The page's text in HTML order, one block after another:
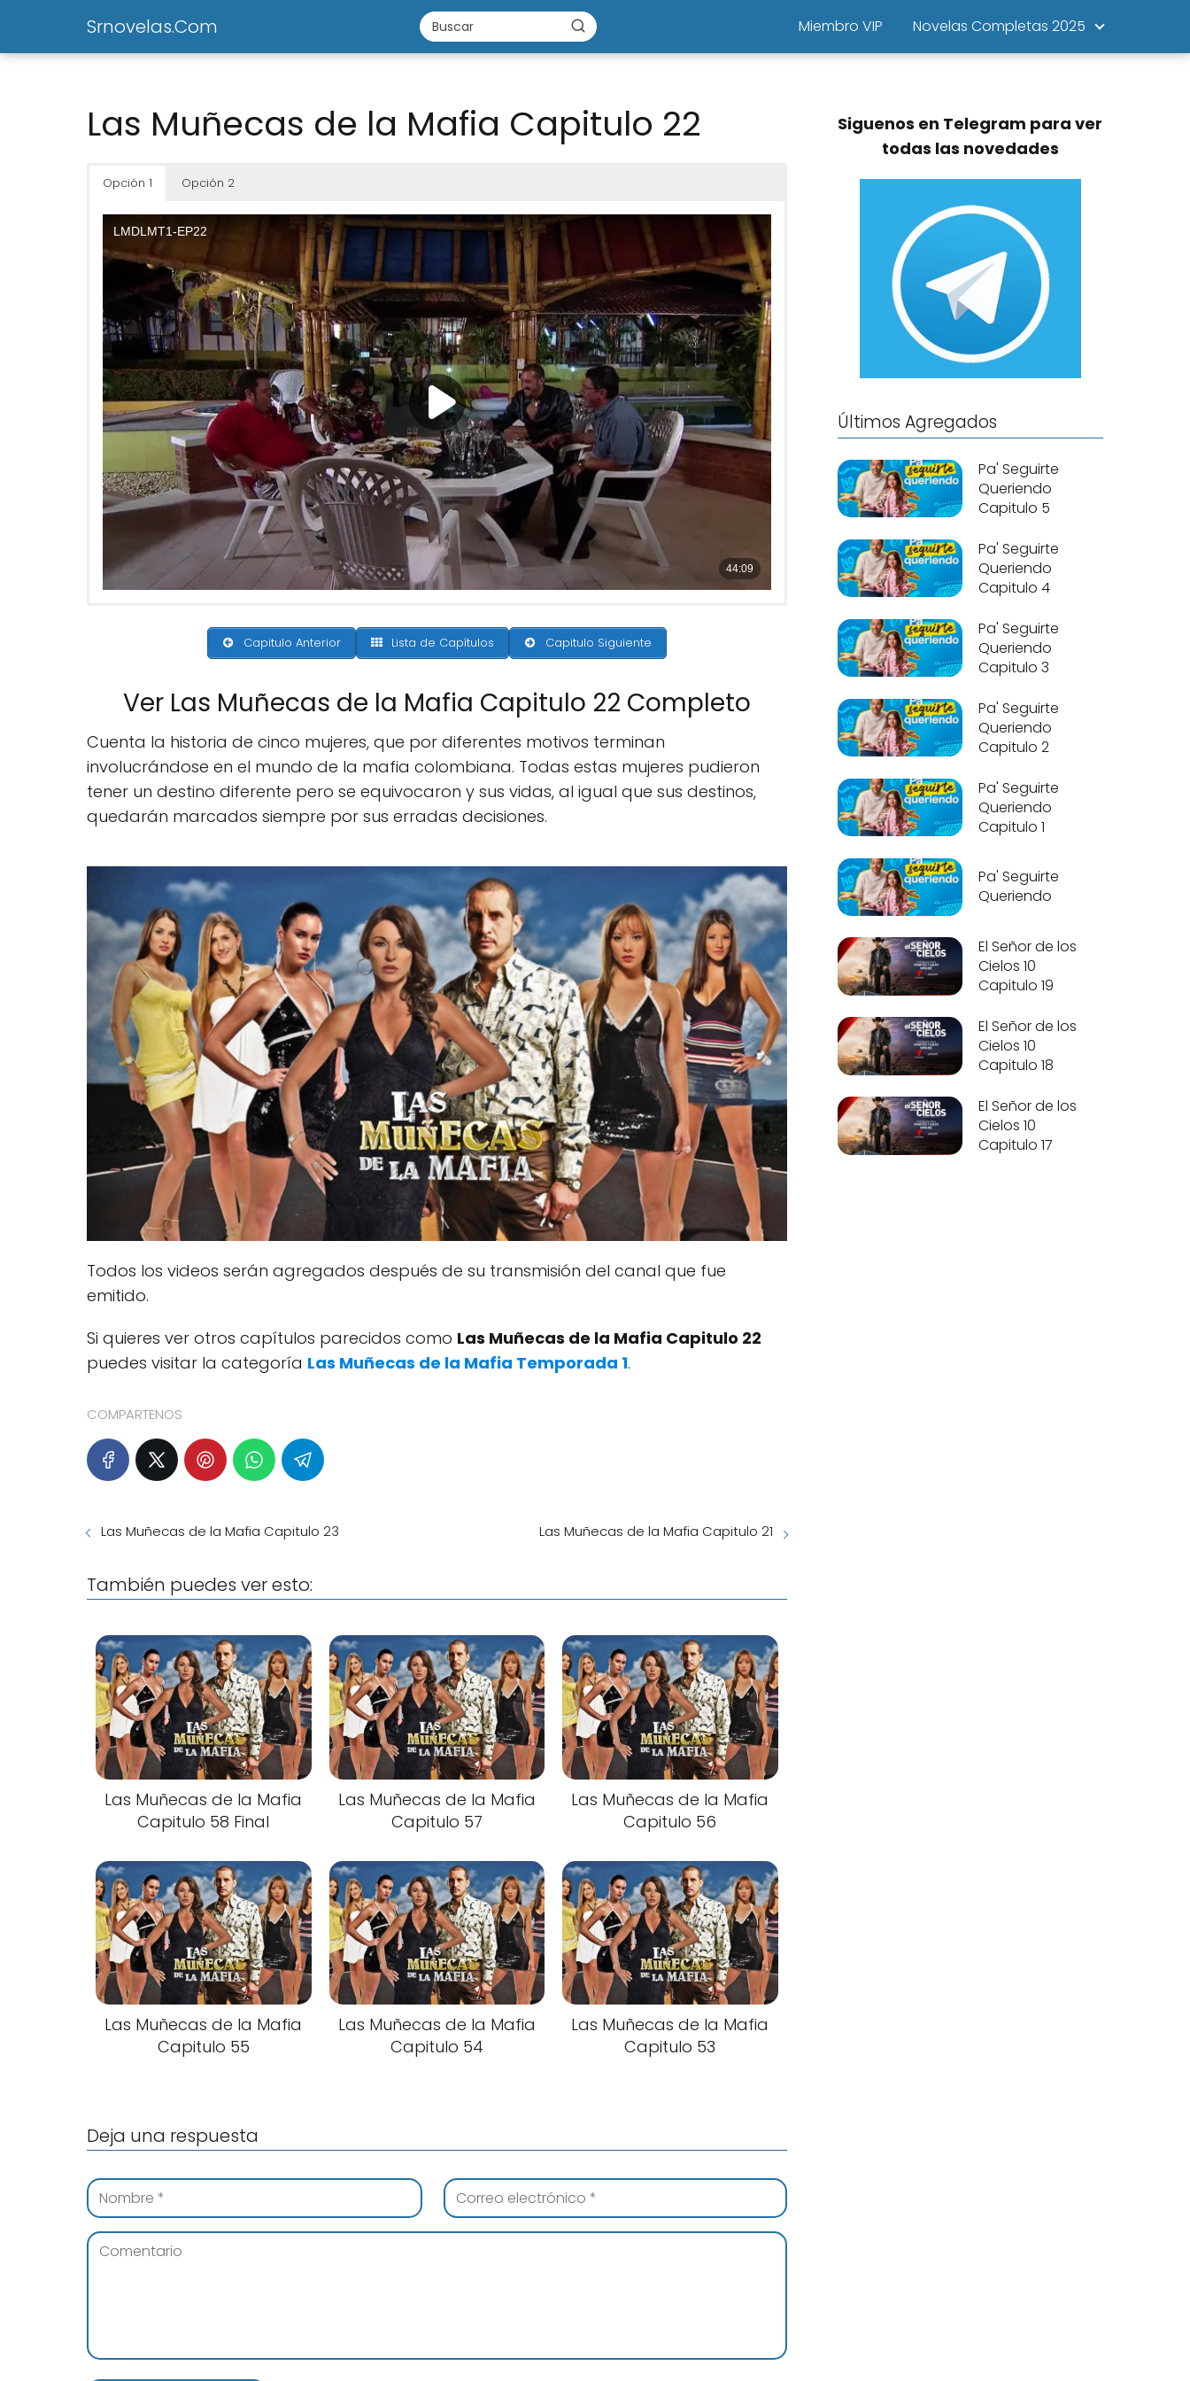
Srnovelas.Com Miembro VIP Novelas Completas 2025
Las Muñecas de la Mafia Capitulo 22
Opción 1 Opción 2
Capitulo Anterior Lista de Capítulos Capitulo Siguiente
Ver Las Muñecas de la Mafia Capitulo 22 Completo
Cuenta la historia de cinco mujeres, que por diferentes motivos terminan
involucrándose en el mundo de la mafia colombiana. Todas estas mujeres pudieron
tener un destino diferente pero se equivocaron y sus vidas, al igual que sus destinos,
quedarán marcados siempre por sus erradas decisiones.
Todos los videos serán agregados después de su transmisión del canal que fue
emitido.
Si quieres ver otros capítulos parecidos como Las Muñecas de la Mafia Capitulo 22
puedes visitar la categoría Las Muñecas de la Mafia Temporada 1.
COMPARTENOS
Las Muñecas de la Mafia Capitulo 23 Las Muñecas de la Mafia Capitulo 21
También puedes ver esto:
Las Muñecas de la Mafia
Capitulo 58 Final
Las Muñecas de la Mafia
Capitulo 57
Las Muñecas de la Mafia
Capitulo 56
Las Muñecas de la Mafia
Capitulo 55
Las Muñecas de la Mafia
Capitulo 54
Las Muñecas de la Mafia
Capitulo 53
Deja una respuesta
Siguenos en Telegram para ver
todas las novedades
Últimos Agregados
Pa' Seguirte
Queriendo
Capitulo 5
Pa' Seguirte
Queriendo
Capitulo 4
Pa' Seguirte
Queriendo
Capitulo 3
Pa' Seguirte
Queriendo
Capitulo 2
Pa' Seguirte
Queriendo
Capitulo 1
Pa' Seguirte
Queriendo
El Señor de los
Cielos 10
Capitulo 19
El Señor de los
Cielos 10
Capitulo 18
El Señor de los
Cielos 10
Capitulo 17